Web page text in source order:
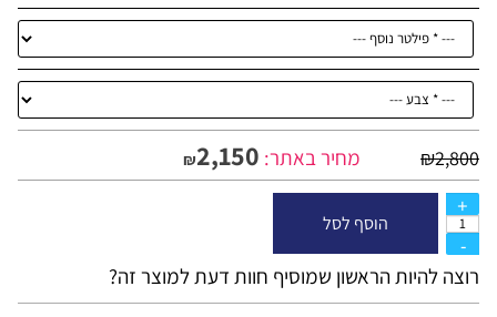
₪2,800 מחיר באתר: ₪2,150
הוסף לסל
רוצה להיות הראשון שמוסיף חוות דעת למוצר זה?